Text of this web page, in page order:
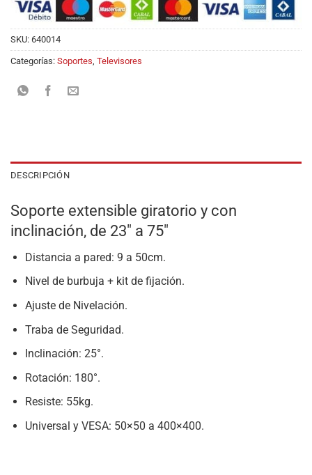
SKU: 640014
Categorías: Soportes Televisores
DESCRIPCIÓN
Soporte extensible giratorio y con
inclinación, de 23″ a 75″
Distancia a pared: 9 a 50cm.
Nivel de burbuja + kit de fijación.
Ajuste de Nivelación.
Traba de Seguridad.
Inclinación: 25°.
Rotación: 180°.
Resiste: 55kg.
Universal y VESA: 50×50 a 400×400.